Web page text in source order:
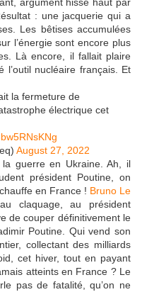
: une jacquerie qui a
Les bêtises accumulées
l’énergie sont encore plus
Là encore, il fallait plaire
l’outil nucléaire français. Et
la fermeture de
électrique cet
August 27, 2022
la guerre en Ukraine. Ah, il
président Poutine, on
en France ! Bruno Le
claquage, au président
de couper définitivement le
Poutine. Qui vend son
collectant des milliards
cet hiver, tout en payant
atteints en France ? Le
pas de fatalité, qu’on ne